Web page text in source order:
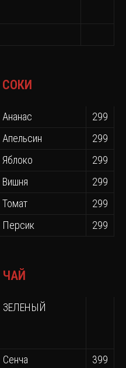
СОКИ
Ананас
299
Апельсин
299
Яблоко
299
Вишня
299
Томат
299
Персик 299
ЧАЙ
ЗЕЛЕНЫЙ
Сенча 399